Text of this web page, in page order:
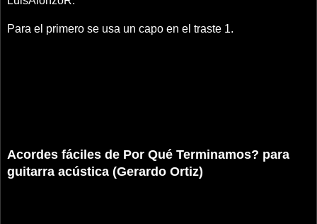
Para el primero se usa un capo en el traste 1.
Acordes fáciles de Por Qué Terminamos? para
guitarra acústica (Gerardo Ortiz)